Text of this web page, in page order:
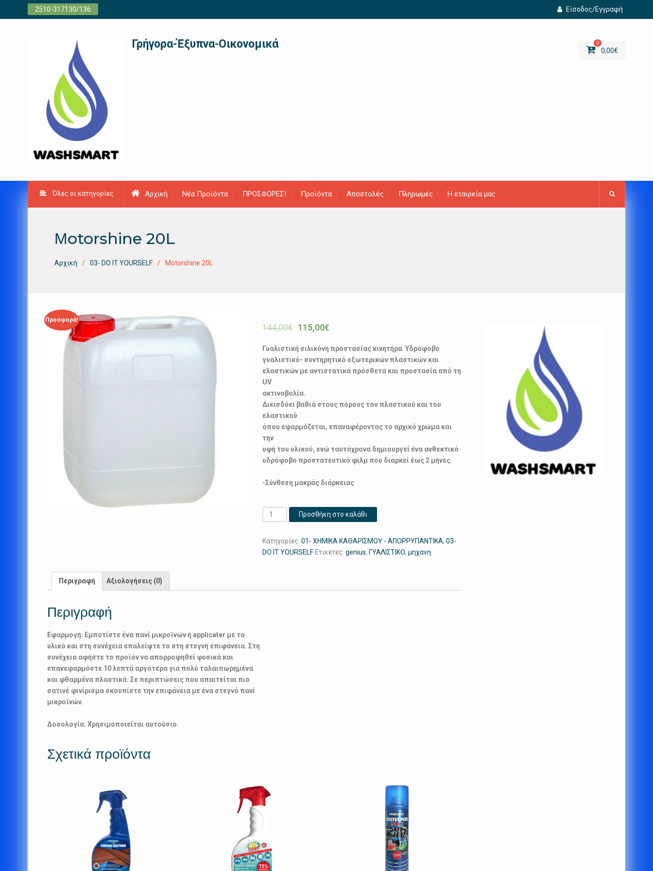
Προχωρήστε
2510-317130/136 Είσοδος/Εγγραφή
Γρήγορα-Έξυπνα-Οικονομικά 0
0,00€
Όλες οι κατηγορίες Αρχική Νέα Προϊόντα ΠΡΟΣΦΟΡΕΣ! Προϊόντα Αποστολές Πληρωμές Η εταιρεία μας
Μotorshine 20L
Αρχική 03- DO IT YOURSELF Μotorshine 20L
Προσφορά!
144,00€ 115,00€
Γυαλιστική σιλικόνη προστασίας κινητήρα .Υδρόφοβο
γυαλιστικό- συντηρητικό εξωτερικών πλαστικών και
ελαστικών με αντιστατικά πρόσθετα και προστασία από τη
UV
ακτινοβολία.
Διεισδύει βαθιά στους πόρους του πλαστικού και του
ελαστικού
όπου εφαρμόζεται, επαναφέροντας το αρχικό χρώμα και
την
υφή του υλικού, ενώ ταυτόχρονα δημιουργεί ένα ανθεκτικό
υδρόφοβο προστατευτικό φιλμ που διαρκεί έως 2 μήνες.
-Σύνθεση μακράς διάρκειας
Μotorshine
20L
Προσθήκη στο καλάθι
Κατηγορίες:01- ΧΗΜΙΚΑ ΚΑΘΑΡΙΣΜΟΥ - ΑΠΟΡΡΥΠΑΝΤΙΚΑ,03-
DO IT YOURSELF Ετικέτες:genius, ΓΥΑΛΙΣΤΙΚΟ,μηχανη
Περιγραφή Αξιολογήσεις (0)
Περιγραφή
Εφαρμογή: Εμποτίστε ένα πανί μικροϊνών ή applicater με το
υλικό και στη συνέχεια επαλείψτε το στη στεγνή επιφάνεια. Στη
συνέχεια αφήστε το προϊόν να απορροφηθεί φυσικά και
επανεφαρμόστε 10 λεπτά αργότερα για πολύ ταλαιπωρημένα
και φθαρμένα πλαστικά. Σε περιπτώσεις που απαιτείται πιο
σατινέ φινίρισμα σκουπίστε την επιφάνεια με ένα στεγνό πανί
μικροϊνών.
Δοσολογία: Χρησιμοποιείται αυτούσιο.
Σχετικά προϊόντα